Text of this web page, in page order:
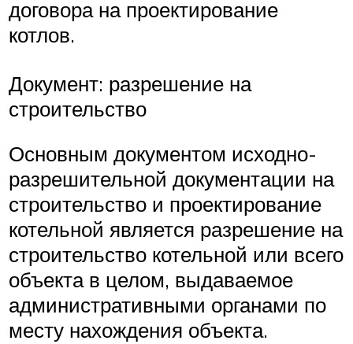
договора на проектирование
котлов.
Документ: разрешение на
строительство
Основным документом исходно-
разрешительной документации на
строительство и проектирование
котельной является разрешение на
строительство котельной или всего
объекта в целом, выдаваемое
административными органами по
месту нахождения объекта.